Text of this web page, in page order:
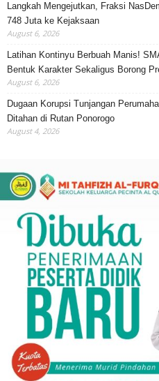
Langkah Mengejutkan, Fraksi
748 Juta ke Kejaksaan
August 6, 2026
Latihan Kontinyu Berbuah Manis!
Bentuk Karakter Sekaligus Borong
August 6, 2026
Dugaan Korupsi Tunjangan
Ditahan di Rutan Ponorogo
August 4, 2026